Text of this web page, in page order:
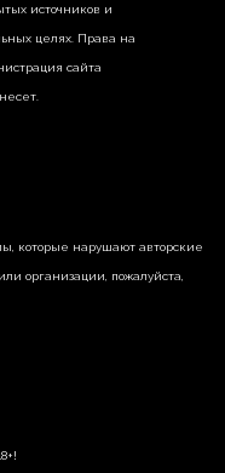
источников и
целях. Права на
сайта
которые нарушают авторские
организации, пожалуйста,